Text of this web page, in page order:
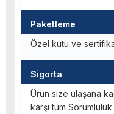
Paketleme
Özel kutu ve
Sigorta
Ürün size ulaşana
karşı tüm